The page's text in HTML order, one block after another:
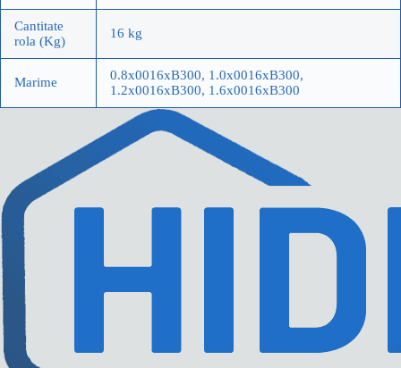
Cantitate
rola (Kg)
16 kg
Marime
0.8x0016xB300, 1.0x0016xB300,
1.2x0016xB300, 1.6x0016xB300